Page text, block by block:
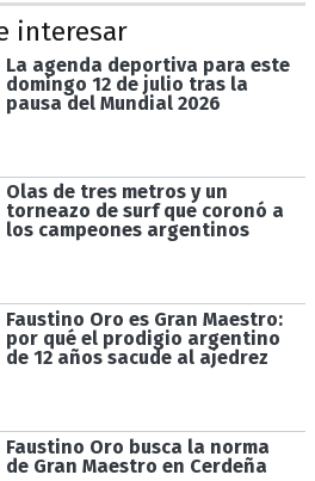
interesar
La agenda deportiva para este
domingo 12 de julio tras la
pausa del Mundial 2026
Olas de tres metros y un
torneazo de surf que coronó a
los campeones argentinos
Faustino Oro es Gran Maestro:
por qué el prodigio argentino
de 12 años sacude al ajedrez
Faustino Oro busca la norma
de Gran Maestro en Cerdeña